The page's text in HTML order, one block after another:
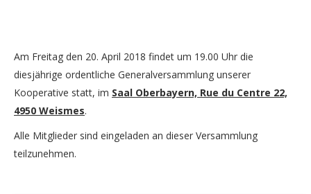
Am Freitag den 20. April 2018 findet um 19.00 Uhr die
diesjährige ordentliche Generalversammlung unserer
Kooperative statt, im Saal Oberbayern, Rue du Centre 22,
4950 Weismes.
Alle Mitglieder sind eingeladen an dieser Versammlung
teilzunehmen.